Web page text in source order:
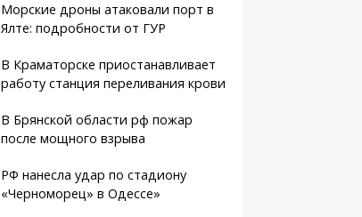
Морские дроны атаковали порт в
Ялте: подробности от ГУР
В Краматорске приостанавливает
работу станция переливания крови
В Брянской области рф пожар
после мощного взрыва
РФ нанесла удар по стадиону
«Черноморец» в Одессе»